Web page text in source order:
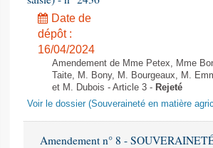
Date de
dépôt :
16/04/2024
Amendement de Mme Petex, Mme
Taite, M. Bony, M. Bourgeaux, M.
et M. Dubois - Article 3 - Rejeté
Voir le dossier (Souveraineté en matière
Amendement n° 8 -